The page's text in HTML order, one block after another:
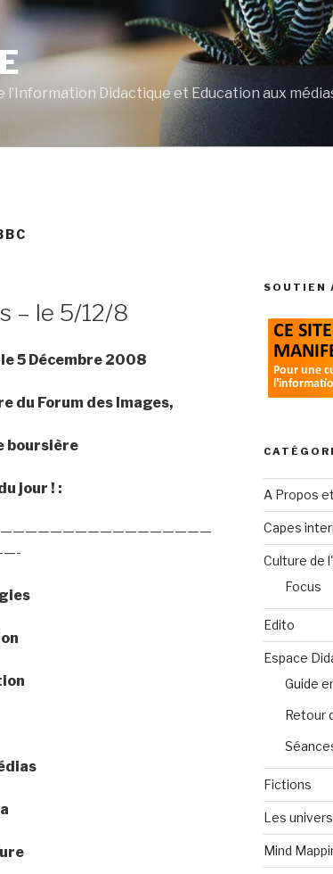
Didactique et Education aux
– le 5/12/8
5 Décembre 2008
du Forum des Images,
boursière
jour ! :
SOUTIEN
A Propos
Capes
Culture de
Focus
Edito
Espace
Guide
Retour
Fictions
Les
Mind